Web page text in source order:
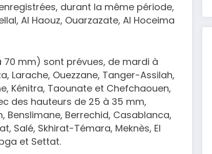
durant la même période,
Al Haouz, Ouarzazate, Al Hoceima
mm) sont prévues, de mardi à
Larache, Ouezzane, Tanger-Assilah,
Kénitra, Taounate et Chefchaouen,
des hauteurs de 25 à 35 mm,
Benslimane, Berrechid, Casablanca,
Salé, Skhirat-Témara, Meknès, El
et Settat.